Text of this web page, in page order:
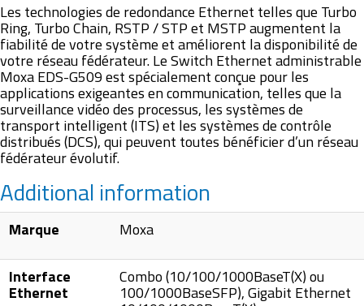
Les technologies de redondance Ethernet telles que Turbo
Ring, Turbo Chain, RSTP / STP et MSTP augmentent la
fiabilité de votre système et améliorent la disponibilité de
votre réseau fédérateur. Le Switch Ethernet administrable
Moxa EDS-G509 est spécialement conçue pour les
applications exigeantes en communication, telles que la
surveillance vidéo des processus, les systèmes de
transport intelligent (ITS) et les systèmes de contrôle
distribués (DCS), qui peuvent toutes bénéficier d’un réseau
fédérateur évolutif.
Additional information
Marque Moxa
Interface
Ethernet
Combo (10/100/1000BaseT(X) ou
100/1000BaseSFP), Gigabit Ethernet